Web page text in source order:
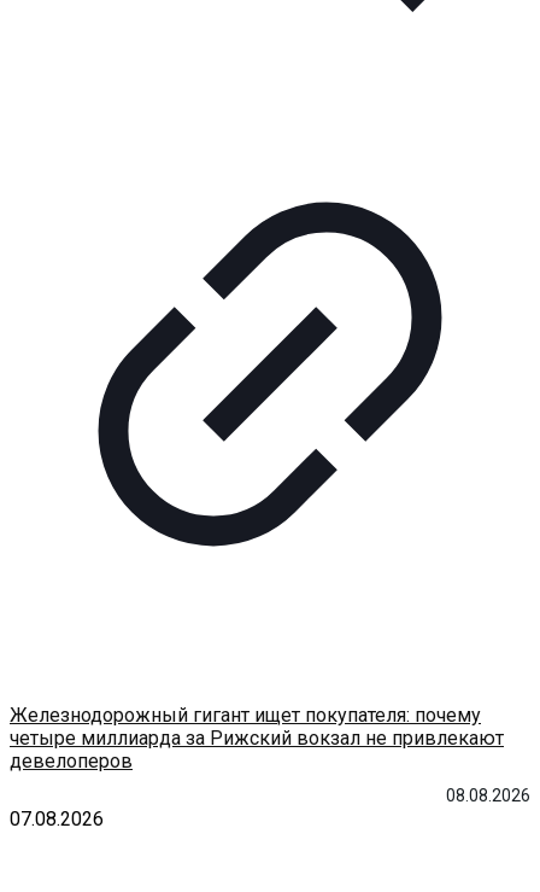
08.08.2026
Железнодорожный гигант ищет покупателя: почему
четыре миллиарда за Рижский вокзал не привлекают
девелоперов
07.08.2026